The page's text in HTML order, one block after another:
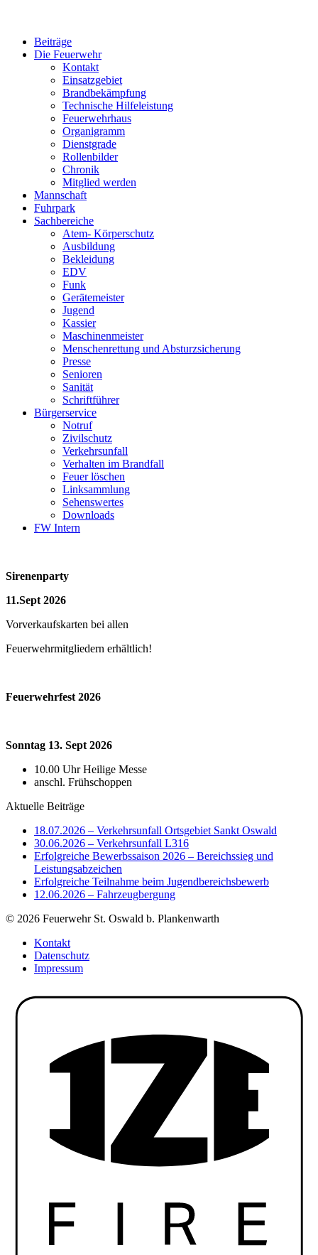
Beiträge
Die Feuerwehr
Kontakt
Einsatzgebiet
Brandbekämpfung
Technische Hilfeleistung
Feuerwehrhaus
Organigramm
Dienstgrade
Rollenbilder
Chronik
Mitglied werden
Mannschaft
Fuhrpark
Sachbereiche
Atem- Körperschutz
Ausbildung
Bekleidung
EDV
Funk
Gerätemeister
Jugend
Kassier
Maschinenmeister
Menschenrettung und Absturzsicherung
Presse
Senioren
Sanität
Schriftführer
Bürgerservice
Notruf
Zivilschutz
Verkehrsunfall
Verhalten im Brandfall
Feuer löschen
Linksammlung
Sehenswertes
Downloads
FW Intern
Sirenenparty
11.Sept 2026
Vorverkaufskarten bei allen
Feuerwehrmitgliedern erhältlich!
Feuerwehrfest 2026
Sonntag 13. Sept 2026
10.00 Uhr Heilige Messe
anschl. Frühschoppen
Aktuelle Beiträge
18.07.2026 – Verkehrsunfall Ortsgebiet Sankt Oswald
30.06.2026 – Verkehrsunfall L316
Erfolgreiche Bewerbssaison 2026 – Bereichssieg und
Leistungsabzeichen
Erfolgreiche Teilnahme beim Jugendbereichsbewerb
12.06.2026 – Fahrzeugbergung
© 2026 Feuerwehr St. Oswald b. Plankenwarth
Kontakt
Datenschutz
Impressum